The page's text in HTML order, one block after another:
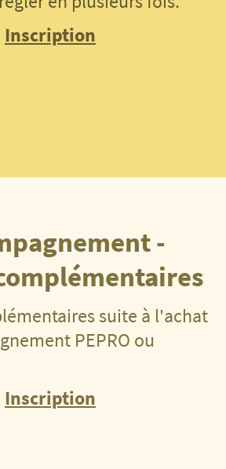
Inscription
-
suite à l'achat
PEPRO ou
Inscription